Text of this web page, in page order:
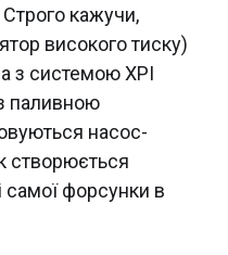
Строго кажучи,
високого тиску)
з системою XPI
паливною
насос-
створюється
форсунки в